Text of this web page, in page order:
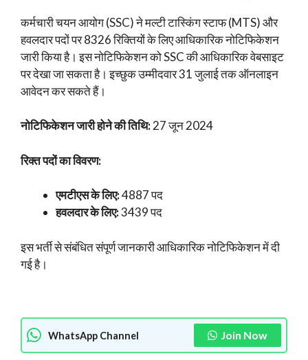
कर्मचारी चयन आयोग (SSC) ने मल्टी टास्किंग स्टाफ (MTS) और
हवलदार पदों पर 8326 रिक्तियों के लिए आधिकारिक नोटिफिकेशन
जारी किया है। इस नोटिफिकेशन को SSC की आधिकारिक वेबसाइट
पर देखा जा सकता है। इच्छुक उम्मीदवार 31 जुलाई तक ऑनलाइन
आवेदन कर सकते हैं।
नोटिफिकेशन जारी होने की तिथि:27 जून 2024
रिक्त पदों का विवरण:
एमटीएस के लिए:4887 पद
हवलदार के लिए:3439 पद
इस भर्ती से संबंधित संपूर्ण जानकारी आधिकारिक नोटिफिकेशन में दी
गई है।
WhatsApp Channel Join Now